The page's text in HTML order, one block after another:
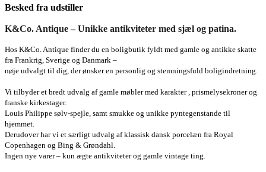
Besked fra udstiller
K&Co. Antique – Unikke antikviteter med sjæl og patina.
Hos K&Co. Antique finder du en boligbutik fyldt med gamle og antikke skatte
fra Frankrig, Sverige og Danmark –
nøje udvalgt til dig, der ønsker en personlig og stemningsfuld boligindretning.
Vi tilbyder et bredt udvalg af gamle møbler med karakter , prismelysekroner og
franske kirkestager.
Louis Philippe sølv-spejle, samt smukke og unikke pyntegenstande til
hjemmet.
Derudover har vi et særligt udvalg af klassisk dansk porcelæn fra Royal
Copenhagen og Bing & Grøndahl.
Ingen nye varer – kun ægte antikviteter og gamle vintage ting.